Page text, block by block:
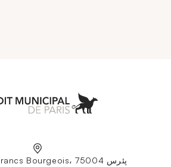
55 rue des Francs Bourgeois، 75004 پئرس